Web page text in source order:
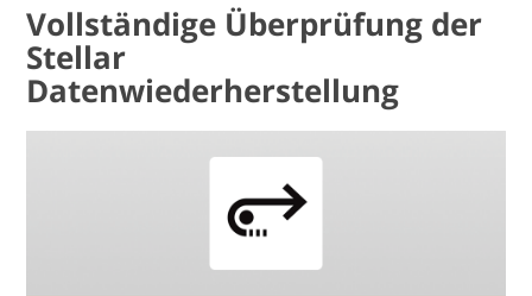
Vollständige Überprüfung der
Stellar
Datenwiederherstellung